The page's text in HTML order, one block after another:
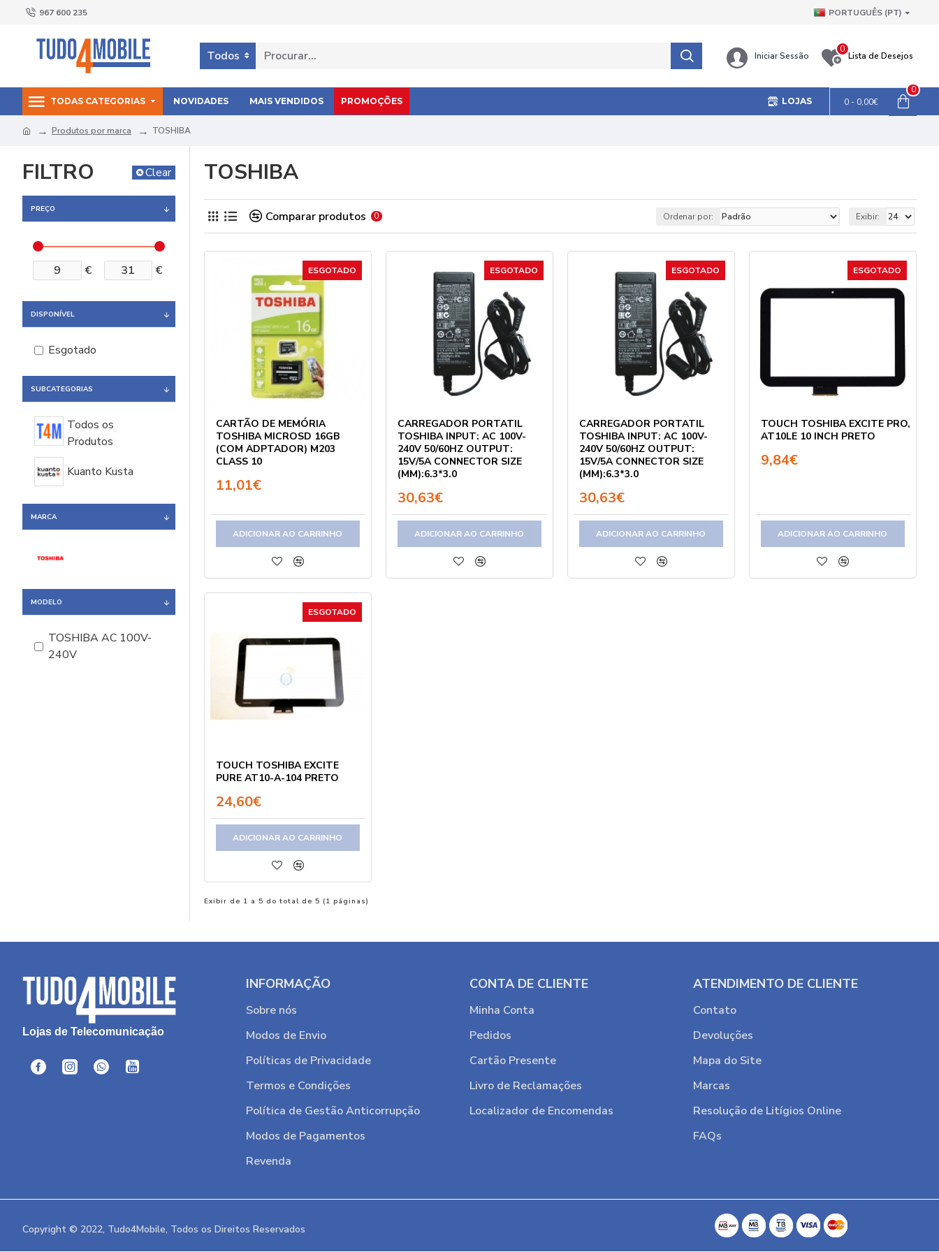
967 600 235 PORTUGUÊS (PT)
Todos Iniciar Sessão Lista de Desejos
0
TODAS CATEGORIAS NOVIDADES MAIS VENDIDOS PROMOÇÕES LOJAS 0 - 0,00€
0
Produtos por marca TOSHIBA
FILTRO Clear
PREÇO
€ €
SUBCATEGORIAS
Todos os
Produtos
Kuanto Kusta
MARCA
MODELO
TOSHIBA AC 100V-
240V
DISPONÍVEL
Esgotado
TOSHIBA
Comparar produtos 0 Ordenar por: Exibir:
ESGOTADO
CARTÃO DE MEMÓRIA
TOSHIBA MICROSD 16GB
(COM ADPTADOR) M203
CLASS 10
11,01€
ADICIONAR AO CARRINHO
ESGOTADO
CARREGADOR PORTATIL
TOSHIBA INPUT: AC 100V-
240V 50/60HZ OUTPUT:
15V/5A CONNECTOR SIZE
(MM):6.3*3.0
30,63€
ADICIONAR AO CARRINHO
ESGOTADO
CARREGADOR PORTATIL
TOSHIBA INPUT: AC 100V-
240V 50/60HZ OUTPUT:
15V/5A CONNECTOR SIZE
(MM):6.3*3.0
30,63€
ADICIONAR AO CARRINHO
ESGOTADO
TOUCH TOSHIBA EXCITE PRO,
AT10LE 10 INCH PRETO
9,84€
ADICIONAR AO CARRINHO
ESGOTADO
TOUCH TOSHIBA EXCITE
PURE AT10-A-104 PRETO
24,60€
ADICIONAR AO CARRINHO
Exibir de 1 a 5 do total de 5 (1 páginas)
Lojas de Telecomunicação
INFORMAÇÃO
Sobre nós
Modos de Envio
Políticas de Privacidade
Termos e Condições
Política de Gestão Anticorrupção
Modos de Pagamentos
Revenda
CONTA DE CLIENTE
Minha Conta
Pedidos
Cartão Presente
Livro de Reclamações
Localizador de Encomendas
ATENDIMENTO DE CLIENTE
Contato
Devoluções
Mapa do Site
Marcas
Resolução de Litígios Online
FAQs
Copyright © 2022, Tudo4Mobile, Todos os Direitos Reservados